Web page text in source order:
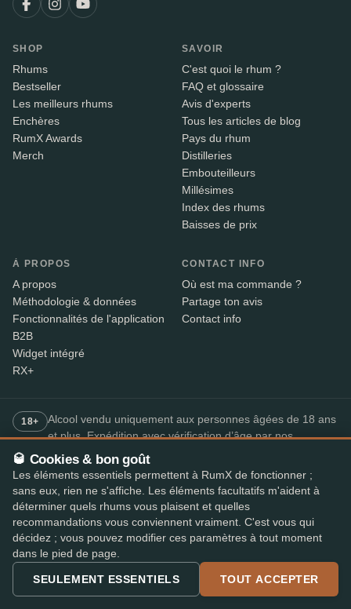
SHOP
Rhums
Bestseller
Les meilleurs rhums
Enchères
RumX Awards
Merch
SAVOIR
C'est quoi le rhum ?
FAQ et glossaire
Avis d'experts
Tous les articles de blog
Pays du rhum
Distilleries
Embouteilleurs
Millésimes
Index des rhums
Baisses de prix
À PROPOS
A propos
Méthodologie & données
Fonctionnalités de l'application
B2B
Widget intégré
RX+
CONTACT INFO
Où est ma commande ?
Partage ton avis
Contact info
18+
Alcool vendu uniquement aux personnes âgées de 18 ans
et plus. Expédition avec vérification d’âge par nos
partenaires – le livreur contrôle la pièce d’identité à la
livraison.
PAIEMENT SÉCURISÉ
Les moyens de paiement disponibles peuvent varier selon la boutique.
L'app de rhum la mieux notée
★★★★★ · sur l'App Store et le Play Store
🥃 Cookies & bon goût
Les éléments essentiels permettent à RumX de fonctionner ;
sans eux, rien ne s'affiche. Les éléments facultatifs m'aident à
déterminer quels rhums vous plaisent et quelles
recommandations vous conviennent vraiment. C'est vous qui
décidez ; vous pouvez modifier ces paramètres à tout moment
dans le pied de page.
SEULEMENT ESSENTIELS TOUT ACCEPTER